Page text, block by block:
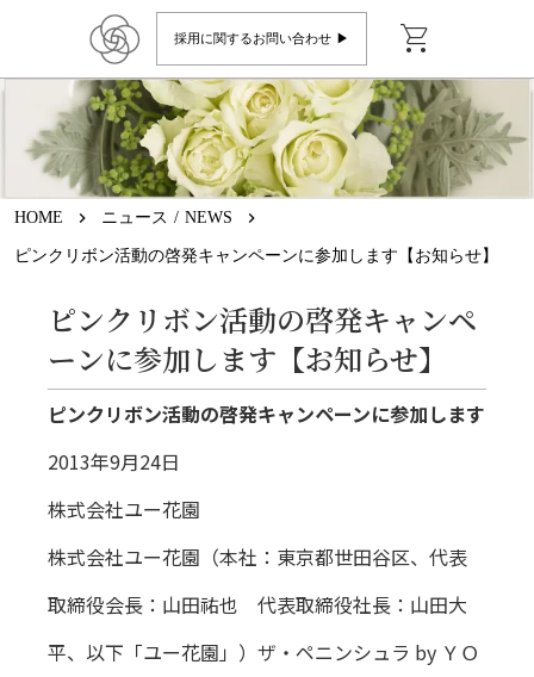
採用に関するお問い合わせ ▶︎ shopping_cart
HOME keyboard_arrow_right ニュース / NEWS keyboard_arrow_right
ピンクリボン活動の啓発キャンペーンに参加します【お知らせ】
ピンクリボン活動の啓発キャンペ
ーンに参加します【お知らせ】
ピンクリボン活動の啓発キャンペーンに参加します
2013年9月24日
株式会社ユー花園
株式会社ユー花園（本社：東京都世田谷区、代表
取締役会長：山田祐也 代表取締役社長：山田大
平、以下「ユー花園」）ザ・ペニンシュラ by ＹＯ